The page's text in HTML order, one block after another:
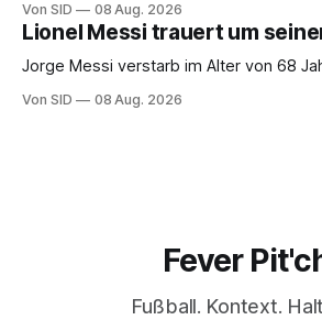
Von SID 08 Aug. 2026
Lionel Messi trauert um
Jorge Messi verstarb im Alter von 68
Von SID 08 Aug. 2026
Fever
Fußball. Kontext.